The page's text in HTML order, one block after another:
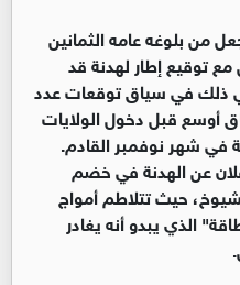
من بلوغه عامه الثمانين
توقيع إطار لهدنة قد
ذلك في سياق توقعات عدد
أوسع قبل دخول الولايات
في شهر نوفمبر القادم.
عن الهدنة في خضم
حيث تتلاطم أمواج
الذي يبدو أنه يغادر